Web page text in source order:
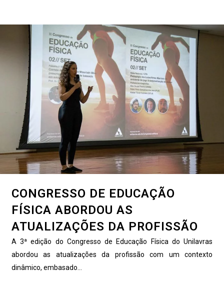
CONGRESSO DE EDUCAÇÃO
FÍSICA ABORDOU AS
ATUALIZAÇÕES DA PROFISSÃO
A 3ª edição do Congresso de Educação Física do Unilavras
abordou as atualizações da profissão com um contexto
dinâmico, embasado...